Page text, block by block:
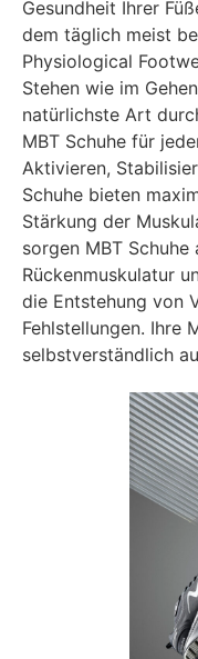
Gesundheit Ihrer
dem täglich meist
Physiological
Stehen wie im
natürlichste Art
MBT Schuhe für
Aktivieren,
Schuhe bieten
Stärkung der
sorgen MBT
Rückenmuskulatur
die Entstehung von
Fehlstellungen. Ihre
selbstverständlich